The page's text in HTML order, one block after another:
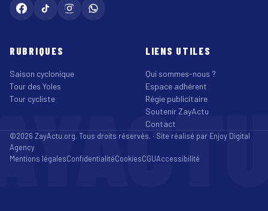
RUBRIQUES
Saison cyclonique
Tour des Yoles
Tour cycliste
LIENS UTILES
Qui sommes-nous ?
Espace adhérent
Régie publicitaire
Soutenir ZayActu
Contact
©2026 ZayActu.org. Tous droits réservés. · Site réalisé par Enjoy Digital
Agency
Mentions légalesConfidentialitéCookiesCGUAccessibilité